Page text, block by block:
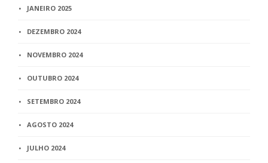
JANEIRO 2025
DEZEMBRO 2024
NOVEMBRO 2024
OUTUBRO 2024
SETEMBRO 2024
AGOSTO 2024
JULHO 2024